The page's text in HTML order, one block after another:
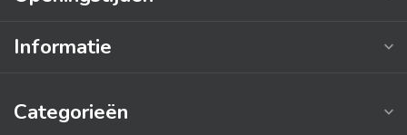
Informatie
Categorieën